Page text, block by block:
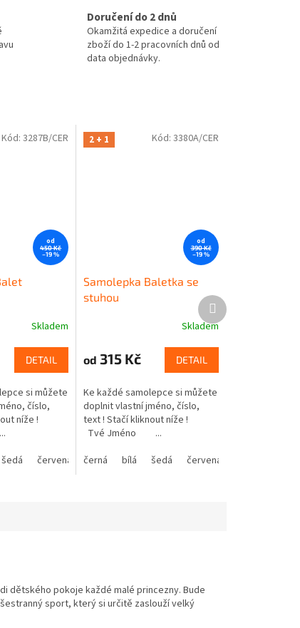
Doručení do 2 dnů
Okamžitá expedice a doručení
zboží do 1-2 pracovních dnů od
data objednávky.
od
450 Kč
–19 %
Skladem
DETAIL
si můžete
číslo,
níže !
šedá červená modrá žlutá zelená růžová
Kód:3287B/CER 2 + 1
od
390 Kč
–19 %
Samolepka Baletka se
stuhou
Skladem
od 315 Kč DETAIL
Ke každé samolepce si můžete
doplnit vlastní jméno, číslo,
text ! Stačí kliknout níže !
Tvé Jméno ...
černá
bílá šedá červená
Kód: 3380A/CER
Další
produkt
dětského pokoje každé malé princezny. Bude
sport, který si určitě zaslouží velký